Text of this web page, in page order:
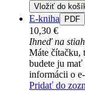
Vložiť do
E-kniha PDF
10,30 €
Ihneď na
Máte čítačku,
budete ju mať
informácii o
Pridať do